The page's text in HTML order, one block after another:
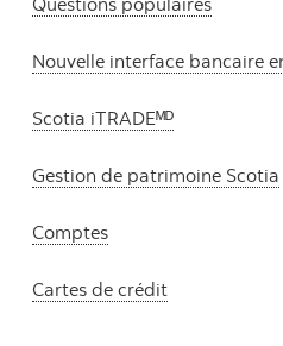
Nouvelle interface bancaire
Scotia iTRADEᴹᴰ
Gestion de patrimoine Scotia
Comptes
Cartes de crédit